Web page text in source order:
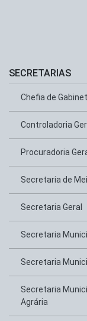
SECRETARIAS
Chefia de
Controladoria
Procuradoria
Secretaria de
Secretaria Geral
Secretaria
Secretaria
Secretaria
Agrária